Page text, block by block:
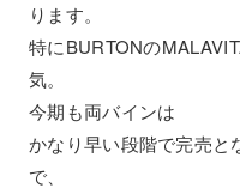
ります。
特にBURTONの
気。
今期も両バインは
かなり早い段階で完売と
で、